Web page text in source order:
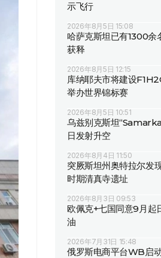
示飞行
2026年8月5日 15:08
哈萨克斯坦已有1300余
获释
2026年8月5日 12:15
库纳耶夫市将建设
举办世界锦标赛
2026年8月5日 10:51
乌兹别克斯坦
日发射升空
2026年8月4日 11:50
突厥斯坦州奥特拉尔发
时期清真寺遗址
2026年8月3日 09:53
欧佩克+七国同意9月起
油
2026年7月31日 15:48
俄罗斯电商平台WB启